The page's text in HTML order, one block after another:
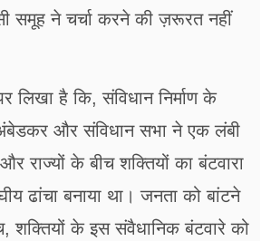
समूह ने चर्चा करने की ज़रूरत नहीं
लिखा है कि, संविधान निर्माण के
और संविधान सभा ने एक लंबी
राज्यों के बीच शक्तियों का बंटवारा
ढांचा बनाया था। जनता को बांटने
शक्तियों के इस संवैधानिक बंटवारे को